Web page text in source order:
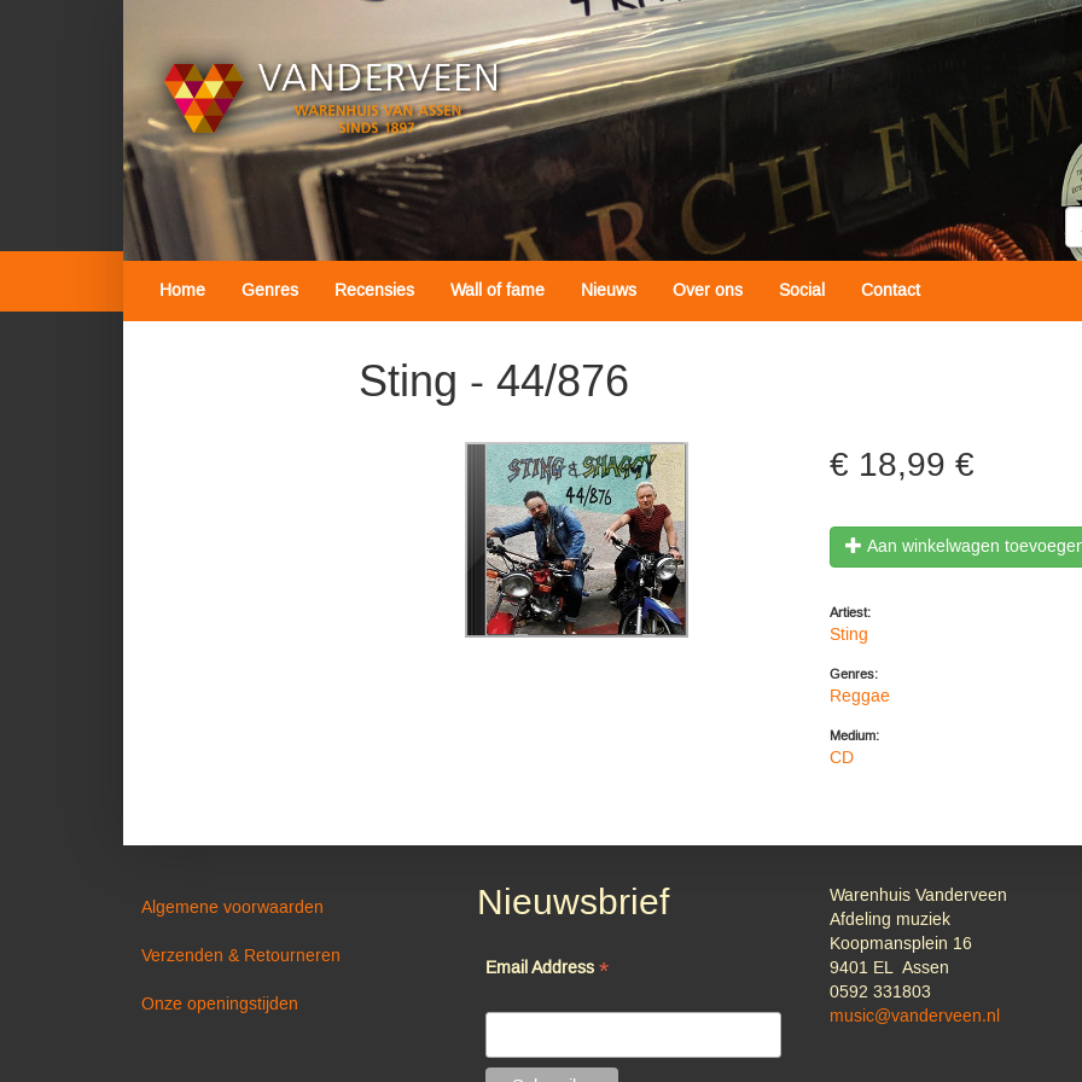
Home
Genres Recensies Wall of fame Nieuws Over ons Social Contact
Sting - 44/876
18,99 €
Aan winkelwagen
Artiest:
Sting
Genres:
Reggae
Medium:
CD
Algemene voorwaarden
Verzenden & Retourneren
Onze openingstijden
Nieuwsbrief
Email Address*
Warenhuis Vanderveen
Afdeling muziek
Koopmansplein 16
9401 EL Assen
0592 331803
music@vanderveen.nl